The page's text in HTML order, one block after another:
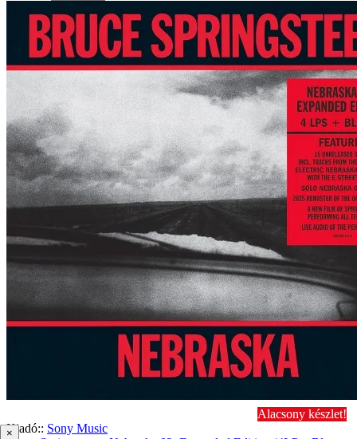
Alacsony készlet!
Kiadó:: Sony Music
×